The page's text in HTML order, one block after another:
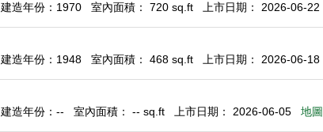
建造年份：1970 室內面積： 720 sq.ft 上市日期： 2026-06-22
建造年份：1948 室內面積： 468 sq.ft 上市日期： 2026-06-18
建造年份：-- 室內面積： -- sq.ft 上市日期： 2026-06-05 地圖